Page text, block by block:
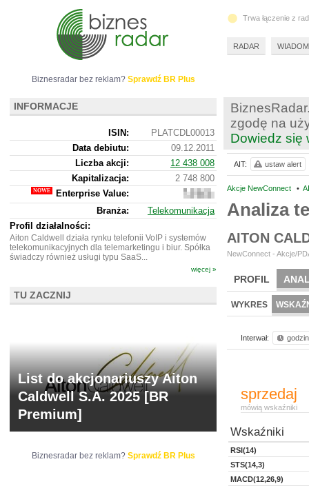
zgodę na
Dowiedz się
Akcje NewConnect •
Analiza
AITON
NewConnect - Akcje/
PROFIL
BR LAB
WYKRES
Interwał:
sprzedaj
mówią wskaźniki
Wskaźniki
RSI(14)
STS(14,3)
MACD(12,26,9)
AIT: ustaw alert
Biznesradar bez reklam? Sprawdź BR Plus
INFORMACJE
ISIN:
PLATCDL00013
Data debiutu:
09.12.2011
Liczba akcji:
12 438 008
Kapitalizacja:
2 748 800
Enterprise Value:
1
897
800
Branża:
Telekomunikacja
Profil działalności:
Aiton Caldwell działa rynku telefonii VoIP i systemów
telekomunikacyjnych dla telemarketingu i biur. Spółka
świadczy również usługi typu SaaS...
więcej »
TU ZACZNIJ
List do akcjonariuszy Aiton
Caldwell S.A. 2025 [BR
Premium]
Biznesradar bez reklam? Sprawdź BR Plus
Trwa łączenie z
RADAR